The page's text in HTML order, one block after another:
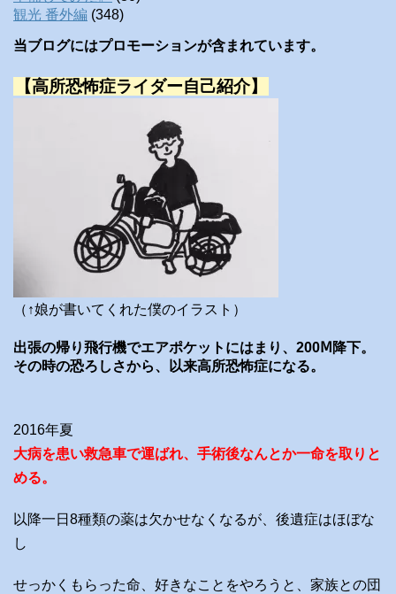
観光 番外編 (348)
当ブログにはプロモーションが含まれています。
【高所恐怖症ライダー自己紹介】
（↑娘が書いてくれた僕のイラスト）
出張の帰り飛行機でエアポケットにはまり、200Ⅿ降下。
その時の恐ろしさから、以来高所恐怖症になる。
2016年夏
大病を患い救急車で運ばれ、手術後なんとか一命を取りと
める。
以降一日8種類の薬は欠かせなくなるが、後遺症はほぼな
し
せっかくもらった命、好きなことをやろうと、家族との団